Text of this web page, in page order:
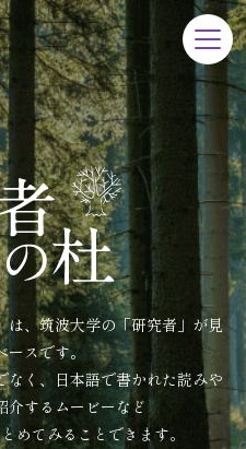
は、筑波大学の「研究者」が見
スです。
なく、日本語で書かれた読みや
介するムービーなど
めてみることできます。